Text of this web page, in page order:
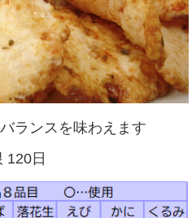
ランスを味わえます
日